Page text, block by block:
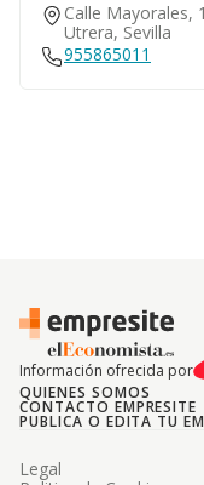
Calle Mayorales,
Utrera, Sevilla
955865011
Información ofrecida por
QUIENES SOMOS
CONTACTO EMPRESITE
PUBLICA O EDITA TU
Legal